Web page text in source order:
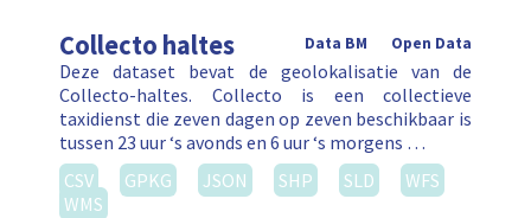
Collecto haltes Open Data
Data BM
Deze dataset bevat de geolokalisatie van de
Collecto-haltes. Collecto is een collectieve
taxidienst die zeven dagen op zeven beschikbaar is
tussen 23 uur ‘s avonds en 6 uur ‘s morgens …
CSV
GPKG JSON SHP SLD
WFS
WMS